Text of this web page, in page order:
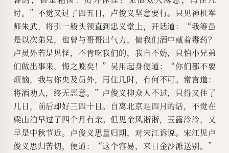
时。”不觉又过了四五日，卢俊义坚意要行。只见神机军
师朱武，将引一般头领直到忠义堂上，开话道：“我等虽
是以次弟兄，也曾与哥哥出气力，偏我们酒中藏着毒药？
卢员外若是见怪，不肯吃我们的，我自不妨，只怕小兄弟
们做出事来，悔之晚矣！”吴用起身便道：“你们都不要
烦恼，我与你央及员外，再住几时，有何不可。常言道：
将酒劝人，终无恶意。”卢俊义抑众人不过，只得又住了
几日，前后却好三四十日。自离北京是四月的话，不觉在
梁山泊早过了四个月有余。但见金风淅淅，玉露泠泠，又
早是中秋节近。卢俊义思量归期，对宋江诉说。宋江见卢
俊义思归苦切，便道：“这个容易，来日金沙滩送别。”